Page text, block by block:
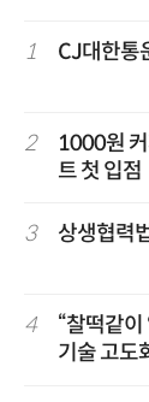
1 CJ대한통
2
1000원
트 첫 입점
3 상생협력
4
“찰떡같
기술 고도